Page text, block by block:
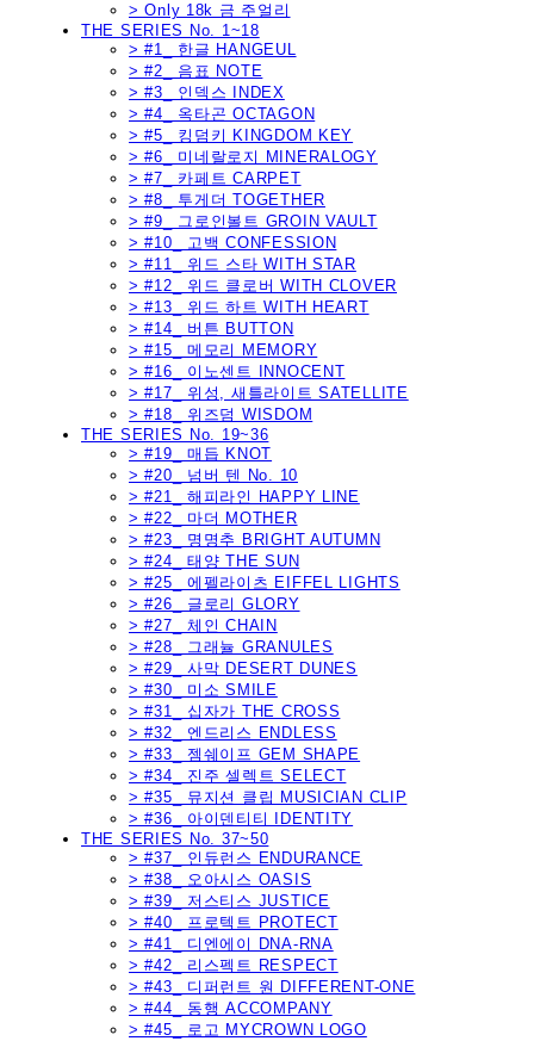
> Only 18k 금 주얼리
THE SERIES No. 1~18
> #1_ 한글 HANGEUL
> #2_ 음표 NOTE
> #3_ 인덱스 INDEX
> #4_ 옥타곤 OCTAGON
> #5_ 킹덤키 KINGDOM KEY
> #6_ 미네랄로지 MINERALOGY
> #7_ 카페트 CARPET
> #8_ 투게더 TOGETHER
> #9_ 그로인볼트 GROIN VAULT
> #10_ 고백 CONFESSION
> #11_ 위드 스타 WITH STAR
> #12_ 위드 클로버 WITH CLOVER
> #13_ 위드 하트 WITH HEART
> #14_ 버튼 BUTTON
> #15_ 메모리 MEMORY
> #16_ 이노센트 INNOCENT
> #17_ 위성, 새틀라이트 SATELLITE
> #18_ 위즈덤 WISDOM
THE SERIES No. 19~36
> #19_ 매듭 KNOT
> #20_ 넘버 텐 No. 10
> #21_ 해피라인 HAPPY LINE
> #22_ 마더 MOTHER
> #23_ 명명추 BRIGHT AUTUMN
> #24_ 태양 THE SUN
> #25_ 에펠라이츠 EIFFEL LIGHTS
> #26_ 글로리 GLORY
> #27_ 체인 CHAIN
> #28_ 그래뉼 GRANULES
> #29_ 사막 DESERT DUNES
> #30_ 미소 SMILE
> #31_ 십자가 THE CROSS
> #32_ 엔드리스 ENDLESS
> #33_ 젬쉐이프 GEM SHAPE
> #34_ 진주 셀렉트 SELECT
> #35_ 뮤지션 클립 MUSICIAN CLIP
> #36_ 아이덴티티 IDENTITY
THE SERIES No. 37~50
> #37_ 인듀런스 ENDURANCE
> #38_ 오아시스 OASIS
> #39_ 저스티스 JUSTICE
> #40_ 프로텍트 PROTECT
> #41_ 디엔에이 DNA-RNA
> #42_ 리스펙트 RESPECT
> #43_ 디퍼런트 원 DIFFERENT-ONE
> #44_ 동행 ACCOMPANY
> #45_ 로고 MYCROWN LOGO